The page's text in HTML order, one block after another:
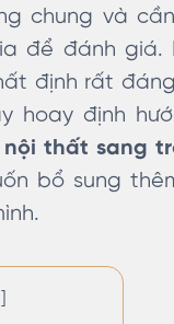
chung và
để đánh giá.
định rất
hoay định
thất sang
bổ sung